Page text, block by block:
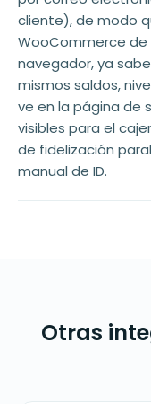
cliente), de modo
WooCommerce de
navegador, ya
mismos saldos,
ve en la página de
visibles para el
de fidelización
manual de ID.
Otras